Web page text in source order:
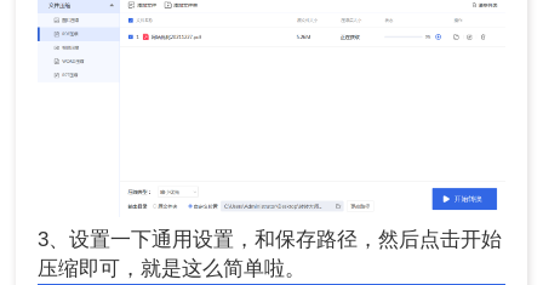
3、设置一下通用设置，和保存路径，然后点击开始
压缩即可，就是这么简单啦。